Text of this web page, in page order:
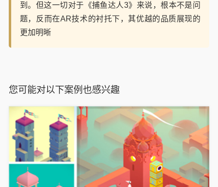
到。但这一切对于《捕鱼达人3》来说，根本不是问
题，反而在AR技术的衬托下，其优越的品质展现的
更加明晰
您可能对以下案例也感兴趣